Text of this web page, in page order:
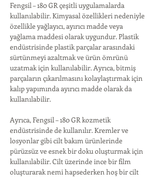
Fengsil – 180 GR çeşitli uygulamalarda
kullanılabilir. Kimyasal özellikleri nedeniyle
özellikle yağlayıcı, ayırıcı madde veya
yağlama maddesi olarak uygundur. Plastik
endüstrisinde plastik parçalar arasındaki
sürtünmeyi azaltmak ve ürün ömrünü
uzatmak için kullanılabilir. Ayrıca, bitmiş
parçaların çıkarılmasını kolaylaştırmak için
kalıp yapımında ayırıcı madde olarak da
kullanılabilir.
Ayrıca, Fengsil – 180 GR kozmetik
endüstrisinde de kullanılır. Kremler ve
losyonlar gibi cilt bakım ürünlerinde
pürüzsüz ve esnek bir doku oluşturmak için
kullanılabilir. Cilt üzerinde ince bir film
oluşturarak nemi hapsederken hoş bir cilt